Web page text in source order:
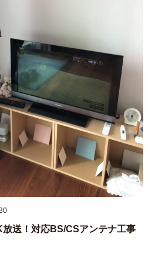
送！対応BS/CSアンテナ工事